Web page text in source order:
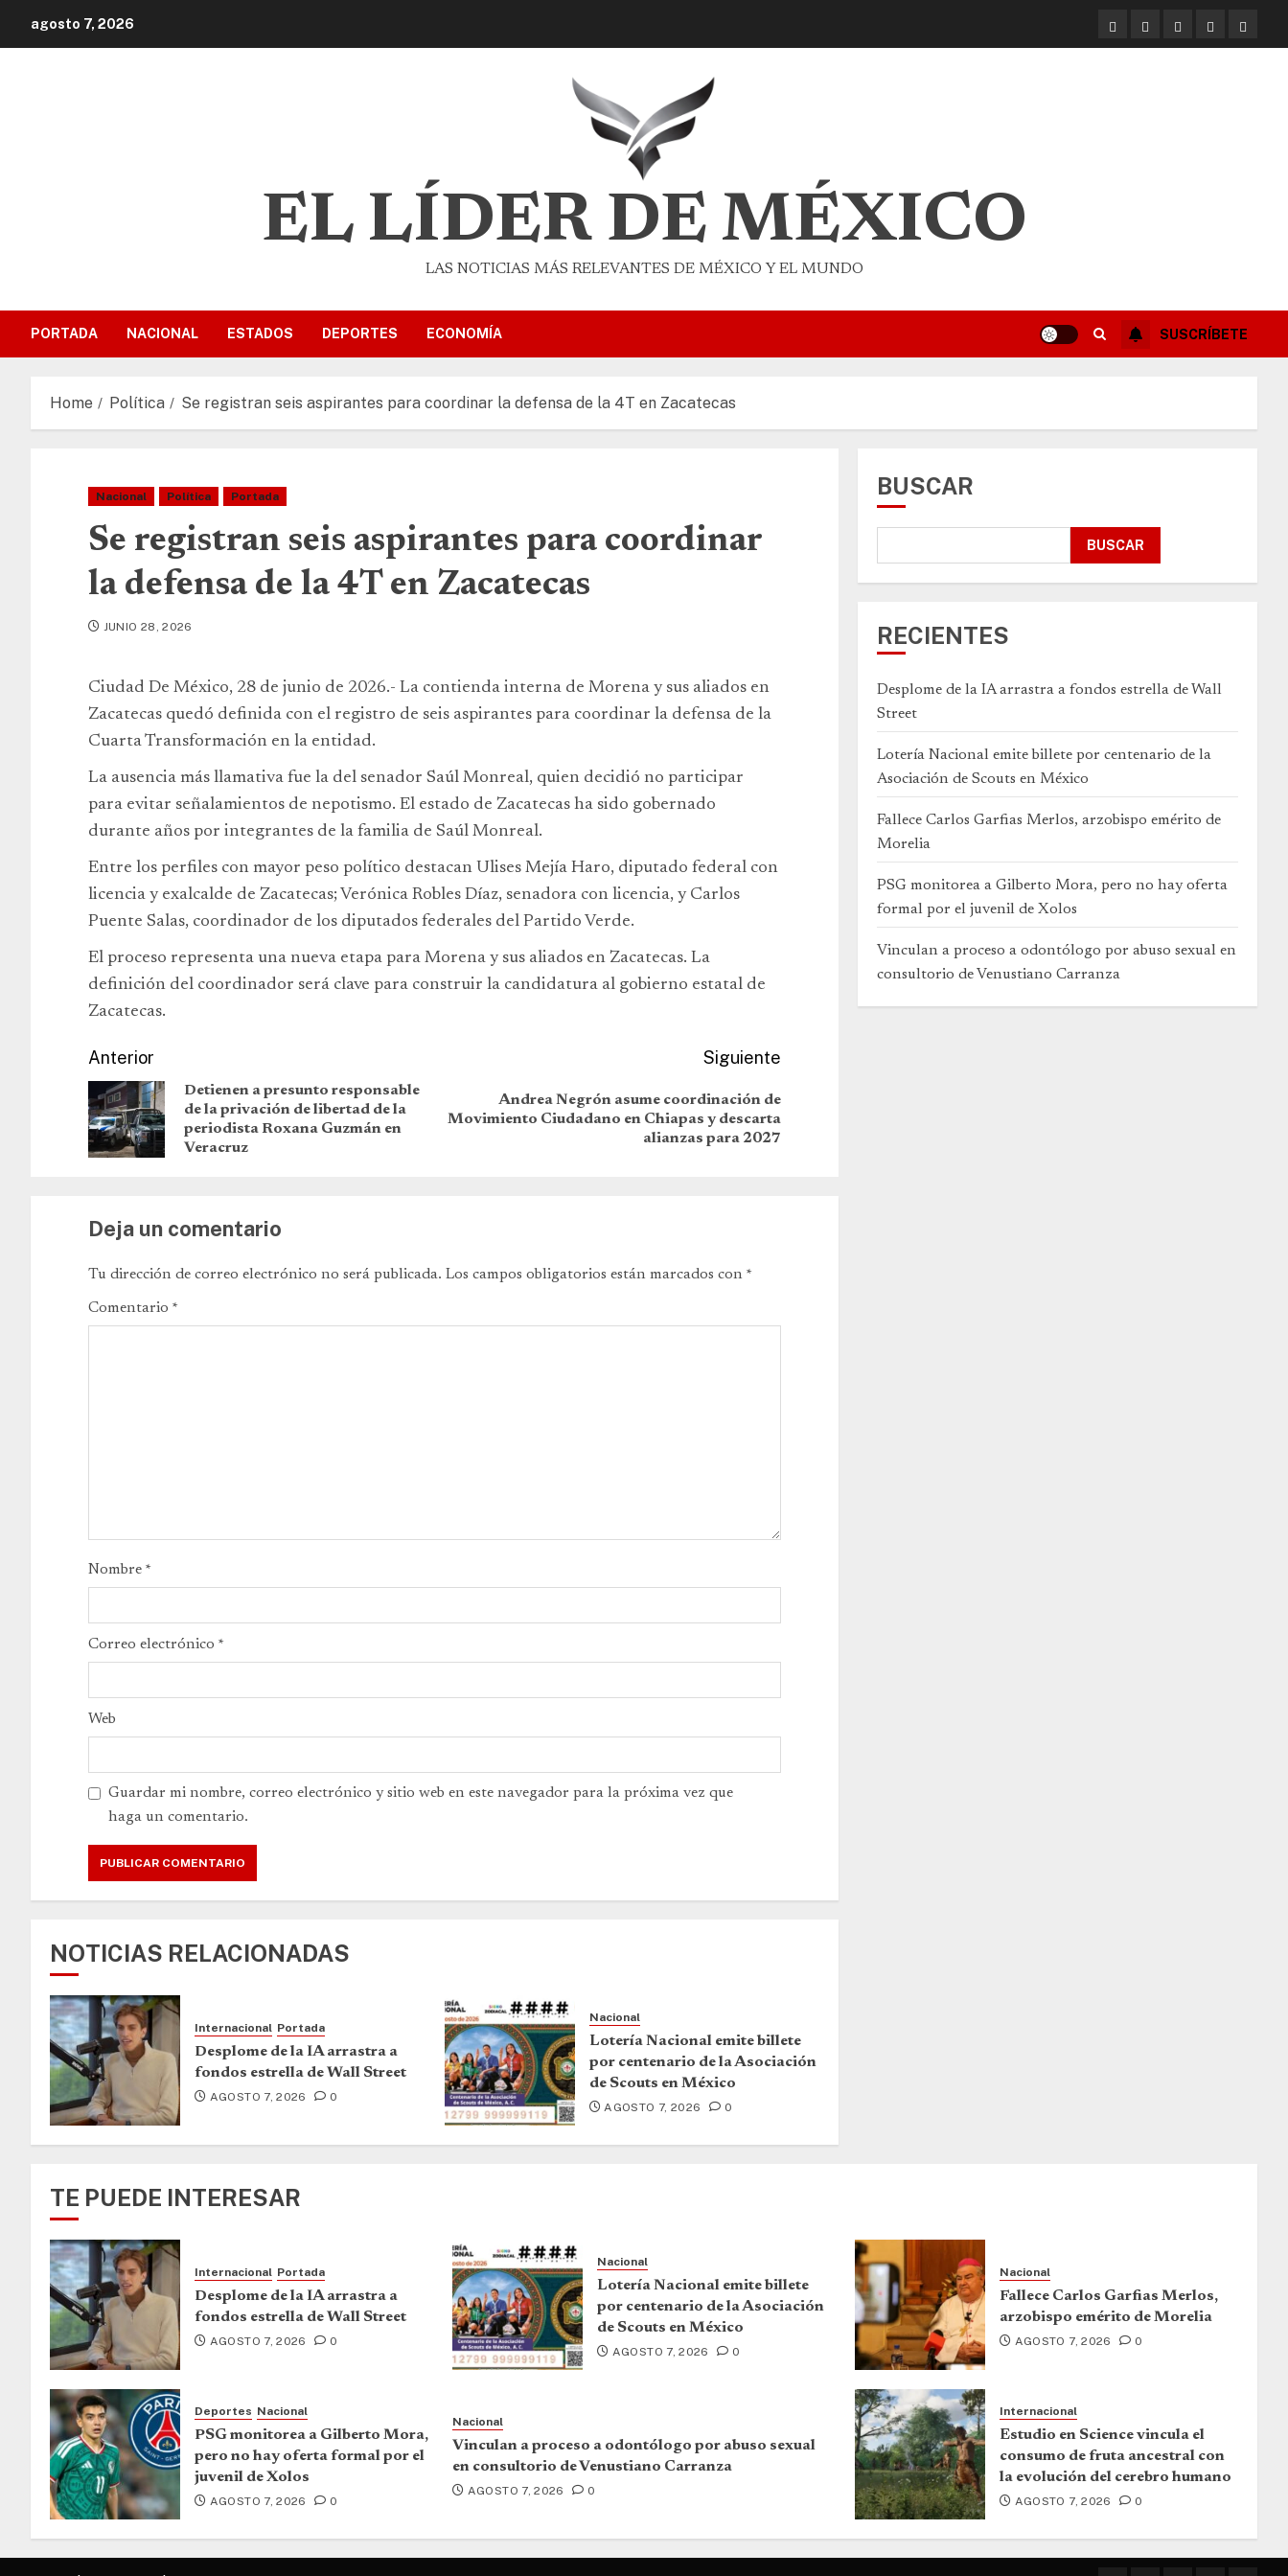
agosto 7, 2026
EL LÍDER DE MÉXICO
LAS NOTICIAS MÁS RELEVANTES DE MÉXICO Y EL MUNDO
PORTADA NACIONAL ESTADOS DEPORTES ECONOMÍA SUSCRÍBETE
Home Política Se registran seis aspirantes para coordinar la defensa de la 4T en Zacatecas
Nacional Política Portada
Se registran seis aspirantes para coordinar
la defensa de la 4T en Zacatecas
JUNIO 28, 2026
Ciudad De México, 28 de junio de 2026.- La contienda interna de Morena y sus aliados en
Zacatecas quedó definida con el registro de seis aspirantes para coordinar la defensa de la
Cuarta Transformación en la entidad.
La ausencia más llamativa fue la del senador Saúl Monreal, quien decidió no participar
para evitar señalamientos de nepotismo. El estado de Zacatecas ha sido gobernado
durante años por integrantes de la familia de Saúl Monreal.
Entre los perfiles con mayor peso político destacan Ulises Mejía Haro, diputado federal con
licencia y exalcalde de Zacatecas; Verónica Robles Díaz, senadora con licencia, y Carlos
Puente Salas, coordinador de los diputados federales del Partido Verde.
El proceso representa una nueva etapa para Morena y sus aliados en Zacatecas. La
definición del coordinador será clave para construir la candidatura al gobierno estatal de
Zacatecas.
Anterior
Detienen a presunto responsable
de la privación de libertad de la
periodista Roxana Guzmán en
Veracruz
Siguiente
Andrea Negrón asume coordinación de
Movimiento Ciudadano en Chiapas y descarta
alianzas para 2027
Deja un comentario
Tu dirección de correo electrónico no será publicada. Los campos obligatorios están marcados con *
Comentario *
Nombre *
Correo electrónico *
Web
Guardar mi nombre, correo electrónico y sitio web en este navegador para la próxima vez que
haga un comentario.
NOTICIAS RELACIONADAS
Internacional Portada
Desplome de la IA arrastra a
fondos estrella de Wall Street
AGOSTO 7, 2026 0
Nacional
Lotería Nacional emite billete
por centenario de la Asociación
de Scouts en México
AGOSTO 7, 2026 0
BUSCAR
BUSCAR
RECIENTES
Desplome de la IA arrastra a fondos estrella de Wall
Street
Lotería Nacional emite billete por centenario de la
Asociación de Scouts en México
Fallece Carlos Garfias Merlos, arzobispo emérito de
Morelia
PSG monitorea a Gilberto Mora, pero no hay oferta
formal por el juvenil de Xolos
Vinculan a proceso a odontólogo por abuso sexual en
consultorio de Venustiano Carranza
TE PUEDE INTERESAR
Internacional Portada
Desplome de la IA arrastra a
fondos estrella de Wall Street
AGOSTO 7, 2026 0
Nacional
Lotería Nacional emite billete
por centenario de la Asociación
de Scouts en México
AGOSTO 7, 2026 0
Nacional
Fallece Carlos Garfias Merlos,
arzobispo emérito de Morelia
AGOSTO 7, 2026 0
Deportes Nacional
PSG monitorea a Gilberto Mora,
pero no hay oferta formal por el
juvenil de Xolos
AGOSTO 7, 2026 0
Nacional
Vinculan a proceso a odontólogo por abuso sexual
en consultorio de Venustiano Carranza
AGOSTO 7, 2026 0
Internacional
Estudio en Science vincula el
consumo de fruta ancestral con
la evolución del cerebro humano
AGOSTO 7, 2026 0